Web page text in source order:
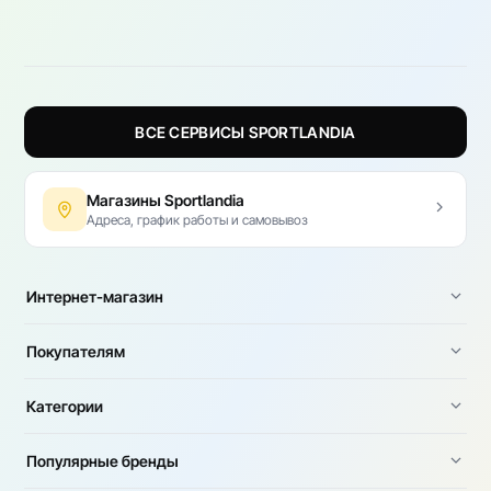
ВСЕ СЕРВИСЫ SPORTLANDIA
Магазины Sportlandia
Адреса, график работы и самовывоз
Интернет-магазин
Покупателям
Категории
Популярные бренды